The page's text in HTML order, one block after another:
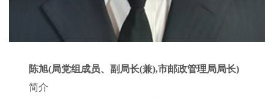
陈旭(局党组成员、副局长(兼),市邮政管理局局长)
简介